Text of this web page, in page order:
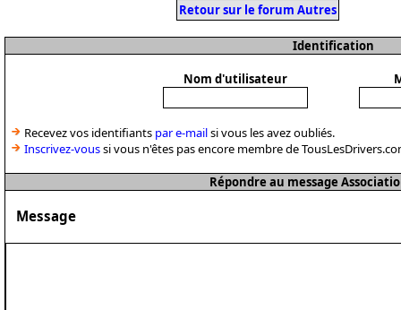
Retour sur le forum Autres
Identification
Nom d'utilisateur
Recevez vos identifiants par e-mailsi vous les avez oubliés.
Inscrivez-voussi vous n'êtes pas encore membre de
Répondre au message
Message